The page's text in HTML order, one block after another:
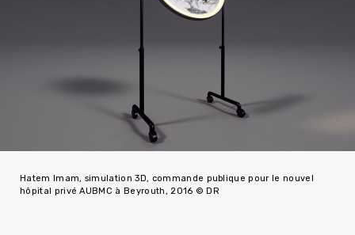
Hatem Imam, simulation 3D, commande publique pour le nouvel
hôpital privé AUBMC à Beyrouth, 2016 © DR